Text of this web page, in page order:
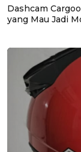
Dashcam
yang Mau Jadi